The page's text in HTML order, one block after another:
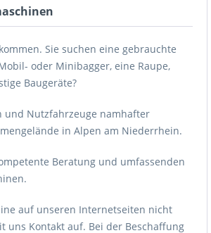
Sie suchen eine gebrauchte
oder Minibagger, eine Raupe,
Baugeräte?
und Nutzfahrzeuge namhafter
in Alpen am Niederrhein.
Beratung und umfassenden
auf unseren Internetseiten nicht
uns Kontakt auf. Bei der Beschaffung